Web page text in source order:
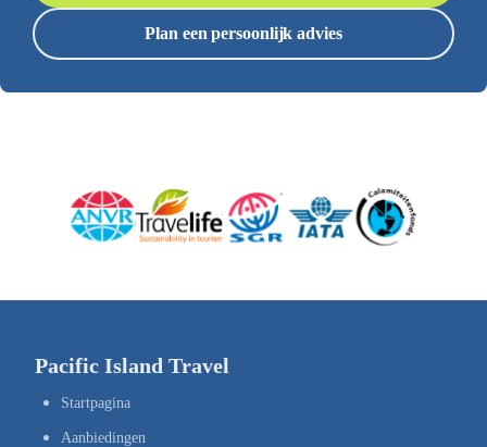
Plan een persoonlijk advies
Pacific Island Travel
Startpagina
Aanbiedingen